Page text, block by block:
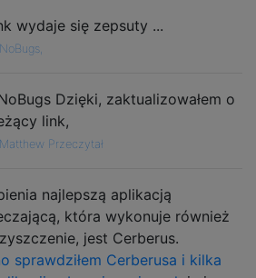
wydaje się zepsuty ...
NoBugs,
Dzięki, zaktualizowałem o
link,
Matthew Przeczytał
najlepszą aplikacją
która wykonuje również
jest Cerberus.
sprawdziłem Cerberusa i kilka